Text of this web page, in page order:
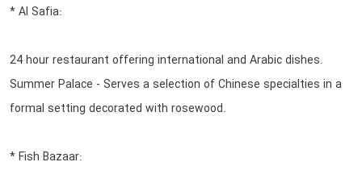
* Al Safia:
24 hour restaurant offering international and Arabic dishes.
Summer Palace - Serves a selection of Chinese specialties in a
formal setting decorated with rosewood.
* Fish Bazaar: